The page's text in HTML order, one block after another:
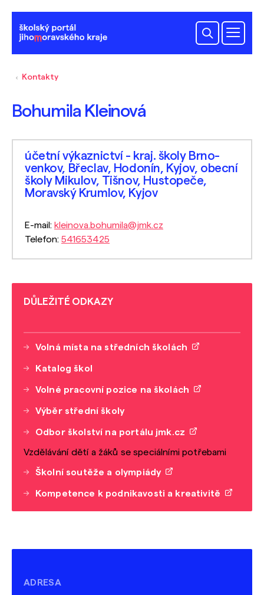
Kontakty
Bohumila Kleinová
účetní výkaznictví - kraj. školy Brno-
venkov, Břeclav, Hodonín, Kyjov, obecní
školy Mikulov, Tišnov, Hustopeče,
Moravský Krumlov, Kyjov
E-mail: kleinova.bohumila@jmk.cz
Telefon: 541653425
DŮLEŽITÉ ODKAZY
Volná místa na středních školách
Katalog škol
Volné pracovní pozice na školách
Výběr střední školy
Odbor školství na portálu jmk.cz
Vzdělávání dětí a žáků se speciálními potřebami
Školní soutěže a olympiády
Kompetence k podnikavosti a kreativitě
ADRESA